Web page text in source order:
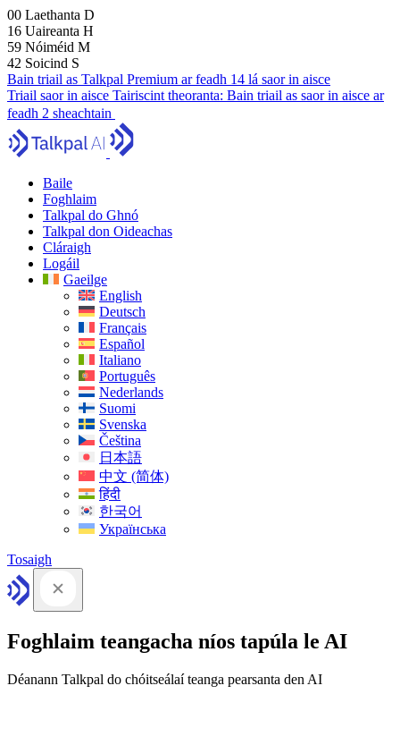
00 Laethanta D
16 Uaireanta H
59 Nóiméid M
41 Soicind S
Bain triail as Talkpal Premium ar feadh 14 lá saor in aisce
Triail saor in aisce Tairiscint theoranta: Bain triail as saor in aisce ar
feadh 2 sheachtain
Baile
Foghlaim
Talkpal do Ghnó
Talkpal don Oideachas
Cláraigh
Logáil
Gaeilge
English
Deutsch
Français
Español
Italiano
Português
Nederlands
Suomi
Svenska
Čeština
日本語
中文 (简体)
हिंदी
한국어
Українська
Tosaigh
Foghlaim teangacha níos tapúla le AI
Déanann Talkpal do chóitseálaí teanga pearsanta den AI